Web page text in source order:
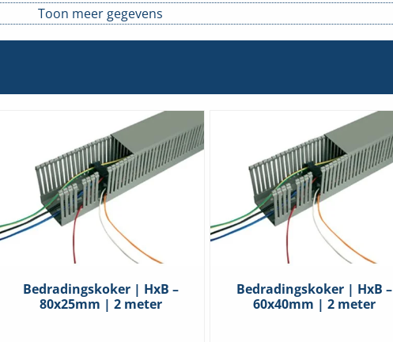
Toon meer gegevens
Bedradingskoker | HxB –
80x25mm | 2 meter
Bedradingskoker | HxB –
60x40mm | 2 meter